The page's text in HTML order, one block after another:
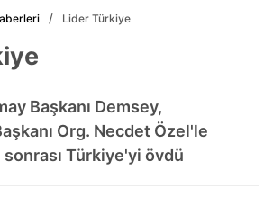
Lider Türkiye
Başkanı Demsey,
Org. Necdet Özel'le
sonrası Türkiye'yi övdü